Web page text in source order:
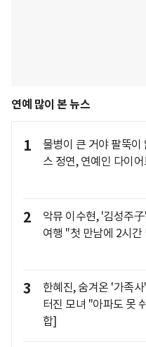
연예 많이 본 뉴스
1
물병이 큰 거야 팔뚝
스 정연, 연예인 다이
2
악뮤 이수현, '김성주
여행 "첫 만남에 2시간
3
한혜진, 숨겨온 '가족
터진 모녀 "아파도 못
합]